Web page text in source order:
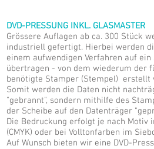
DVD-PRESSUNG INKL. GLASMASTER
Grössere Auflagen ab ca. 300 Stück
industriell gefertigt. Hierbei werden
einem aufwendigen Verfahren auf
übertragen - von dem wiederum der
benötigte Stamper (Stempel) erstellt
Somit werden die Daten nicht
"gebrannt", sondern mithilfe des
der Scheibe auf den Datenträger
Die Bedruckung erfolgt je nach
(CMYK) oder bei Volltonfarben im
Auf Wunsch bieten wir eine DVD-